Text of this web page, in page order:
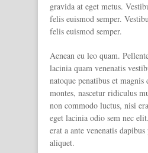
gravida at eget metus.
felis euismod semper.
felis euismod semper.
Aenean eu leo quam.
lacinia quam venenatis
natoque penatibus et
montes, nascetur ridiculus
non commodo luctus, nisi
eget lacinia odio sem nec
erat a ante venenatis
aliquet.